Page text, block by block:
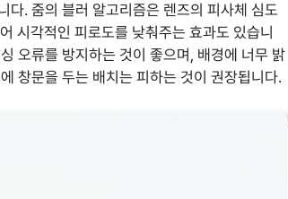
다. 줌의 블러 알고리즘은 렌즈의 피사체 심도
시각적인 피로도를 낮춰주는 효과도 있습니
오류를 방지하는 것이 좋으며, 배경에 너무 밝
창문을 두는 배치는 피하는 것이 권장됩니다.